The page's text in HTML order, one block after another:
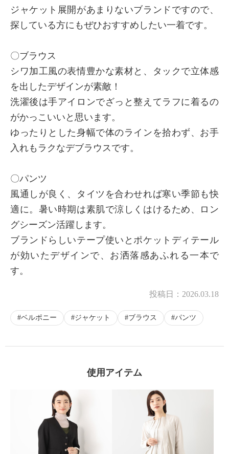
ジャケット展開があまりないブランドですので、
探している方にもぜひおすすめしたい一着です。
〇ブラウス
シワ加工風の表情豊かな素材と、タックで立体感
を出したデザインが素敵！
洗濯後は手アイロンでざっと整えてラフに着るの
がかっこいいと思います。
ゆったりとした身幅で体のラインを拾わず、お手
入れもラクなデブラウスです。
〇パンツ
風通しが良く、タイツを合わせれば寒い季節も快
適に。暑い時期は素肌で涼しくはけるため、ロン
グシーズン活躍します。
ブランドらしいテープ使いとポケットディテール
が効いたデザインで、お洒落感あふれる一本で
す。
投稿日： 2026.03.18
ベルポニー ジャケット ブラウス パンツ
使用アイテム